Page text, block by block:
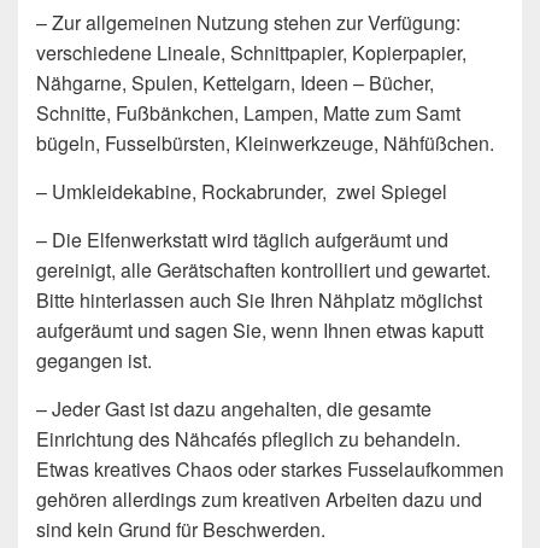
– Zur allgemeinen Nutzung stehen zur Verfügung:
verschiedene Lineale, Schnittpapier, Kopierpapier,
Nähgarne, Spulen, Kettelgarn, Ideen – Bücher,
Schnitte, Fußbänkchen, Lampen, Matte zum Samt
bügeln, Fusselbürsten, Kleinwerkzeuge, Nähfüßchen.
– Umkleidekabine, Rockabrunder, zwei Spiegel
– Die Elfenwerkstatt wird täglich aufgeräumt und
gereinigt, alle Gerätschaften kontrolliert und gewartet.
Bitte hinterlassen auch Sie Ihren Nähplatz möglichst
aufgeräumt und sagen Sie, wenn Ihnen etwas kaputt
gegangen ist.
– Jeder Gast ist dazu angehalten, die gesamte
Einrichtung des Nähcafés pfleglich zu behandeln.
Etwas kreatives Chaos oder starkes Fusselaufkommen
gehören allerdings zum kreativen Arbeiten dazu und
sind kein Grund für Beschwerden.